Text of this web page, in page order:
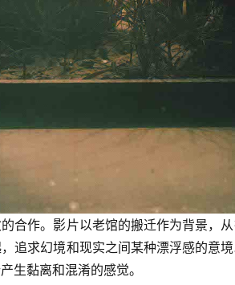
合作。影片以老馆的搬迁作为背景，
追求幻境和现实之间某种漂浮感的意
生黏离和混淆的感觉。